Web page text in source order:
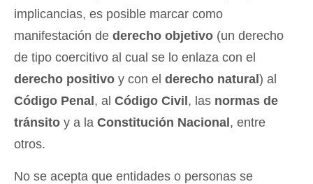
implicancias, es posible marcar como
manifestación de derecho objetivo (un derecho
de tipo coercitivo al cual se lo enlaza con el
derecho positivo y con el derecho natural ) al
Código Penal , al Código Civil , las normas de
tránsito y a la Constitución Nacional , entre
otros.
No se acepta que entidades o personas se